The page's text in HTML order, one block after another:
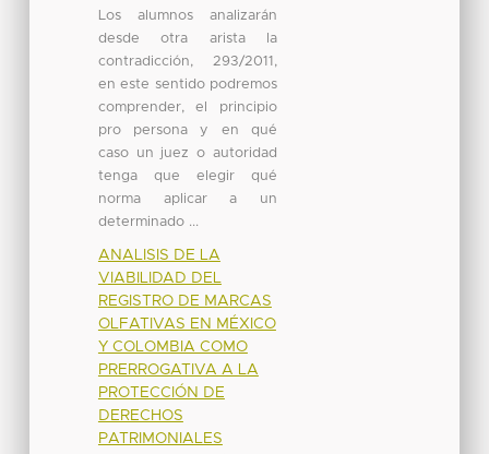
Los alumnos analizarán
desde otra arista la
contradicción, 293/2011,
en este sentido podremos
comprender, el principio
pro persona y en qué
caso un juez o autoridad
tenga que elegir qué
norma aplicar a un
determinado ...
ANALISIS DE LA
VIABILIDAD DEL
REGISTRO DE MARCAS
OLFATIVAS EN MÉXICO
Y COLOMBIA COMO
PRERROGATIVA A LA
PROTECCIÓN DE
DERECHOS
PATRIMONIALES